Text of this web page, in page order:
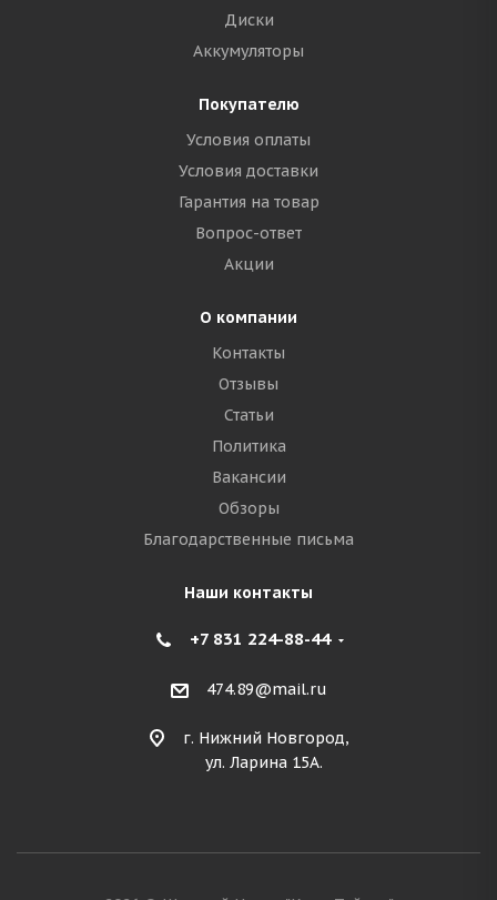
Диски
Аккумуляторы
Покупателю
Условия оплаты
Условия доставки
Гарантия на товар
Вопрос-ответ
Акции
О компании
Контакты
Отзывы
Статьи
Политика
Вакансии
Обзоры
Благодарственные письма
Наши контакты
+7 831 224-88-44
474.89@mail.ru
г. Нижний Новгород,
ул. Ларина 15А.